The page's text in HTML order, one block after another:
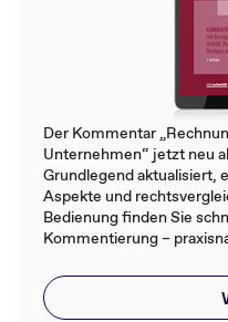
Der Kommentar
Unternehmen“ jetzt neu
Grundlegend aktualisiert,
Aspekte und
Bedienung finden Sie
Kommentierung –